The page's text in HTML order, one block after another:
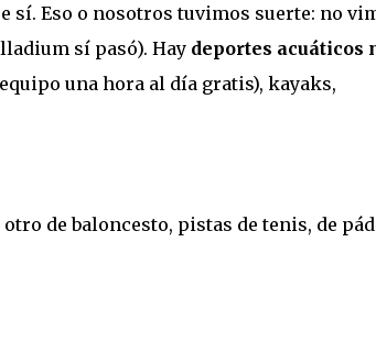
sí. Eso o nosotros tuvimos suerte: no
sí pasó). Hay deportes acuáticos
una hora al día gratis), kayaks,
de baloncesto, pistas de tenis, de